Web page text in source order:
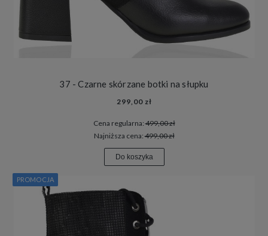
37 - Czarne skórzane botki na słupku
299,00 zł
Cena regularna:499,00 zł
Najniższa cena:499,00 zł
Do koszyka
PROMOCJA